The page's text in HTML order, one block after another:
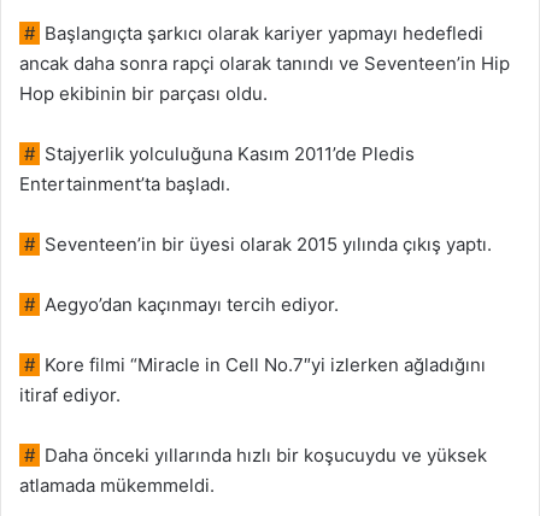
# Başlangıçta şarkıcı olarak kariyer yapmayı hedefledi
ancak daha sonra rapçi olarak tanındı ve Seventeen’in Hip
Hop ekibinin bir parçası oldu.
# Stajyerlik yolculuğuna Kasım 2011’de Pledis
Entertainment’ta başladı.
# Seventeen’in bir üyesi olarak 2015 yılında çıkış yaptı.
# Aegyo’dan kaçınmayı tercih ediyor.
# Kore filmi “Miracle in Cell No.7″yi izlerken ağladığını
itiraf ediyor.
# Daha önceki yıllarında hızlı bir koşucuydu ve yüksek
atlamada mükemmeldi.